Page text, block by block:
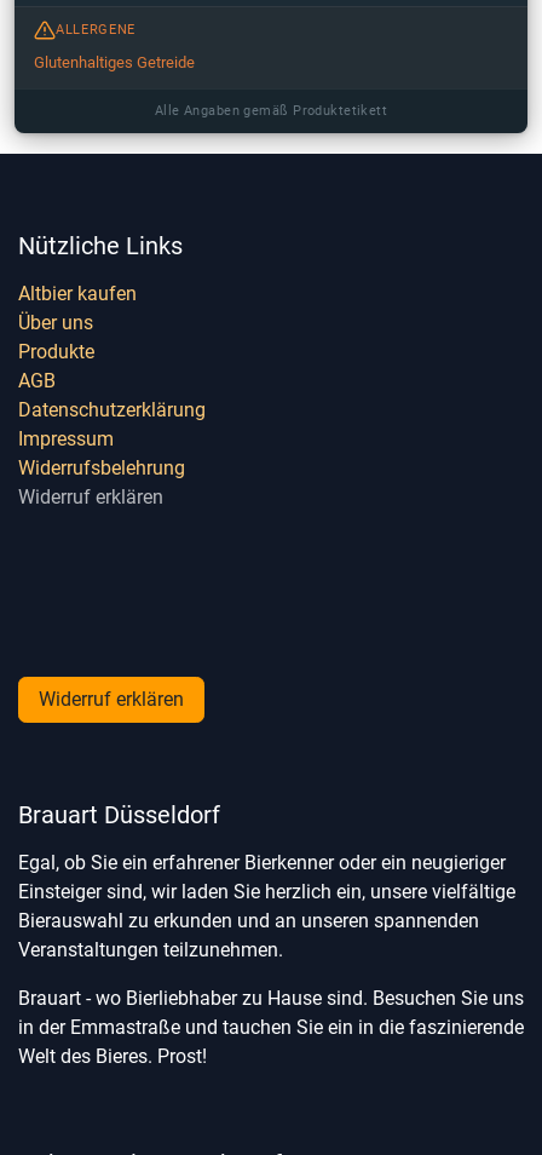
ALLERGENE
Glutenhaltiges Getreide
Alle Angaben gemäß Produktetikett
Nützliche Links
Altbier kaufen
Über uns
Produkte
AGB
Datenschutzerklärung
Impressum
Widerrufsbelehrung
Widerruf erklären
Widerruf erklären
Brauart Düsseldorf
Egal, ob Sie ein erfahrener Bierkenner oder ein neugieriger
Einsteiger sind, wir laden Sie herzlich ein, unsere vielfältige
Bierauswahl zu erkunden und an unseren spannenden
Veranstaltungen teilzunehmen.
Brauart - wo Bierliebhaber zu Hause sind. Besuchen Sie uns
in der Emmastraße und tauchen Sie ein in die faszinierende
Welt des Bieres. Prost!